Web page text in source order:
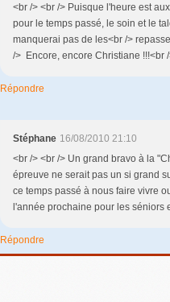
<br /> <br /> Puisque l'heure est
pour le temps passé, le soin et le
manquerai pas de les<br />
/> Encore, encore Christiane !!!<br
Répondre
Stéphane 16/08/2010 21:10
<br /> <br /> Un grand bravo à la
épreuve ne serait pas un si grand
ce temps passé à nous faire vivre
l'année prochaine pour les séniors
Répondre